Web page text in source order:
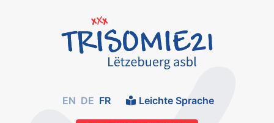
EN DE FR Leichte Sprache